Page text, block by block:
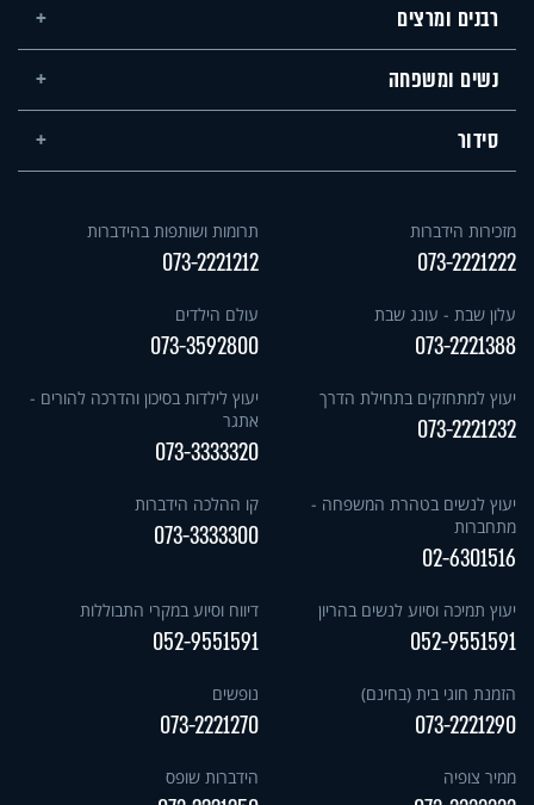
רבנים ומרצים
נשים ומשפחה
סידור
מזכירות הידברות
073-2221222
תרומות ושותפות בהידברות
073-2221212
עלון שבת - עונג שבת
073-2221388
עולם הילדים
073-3592800
יעוץ למתחזקים בתחילת הדרך
073-2221232
יעוץ לילדות בסיכון והדרכה להורים -
אתגר
073-3333320
יעוץ לנשים בטהרת המשפחה -
מתחברות
02-6301516
קו ההלכה הידברות
073-3333300
יעוץ תמיכה וסיוע לנשים בהריון
052-9551591
דיווח וסיוע במקרי התבוללות
052-9551591
הזמנת חוגי בית (בחינם)
073-2221290
נופשים
073-2221270
ממיר צופיה הידברות שופס